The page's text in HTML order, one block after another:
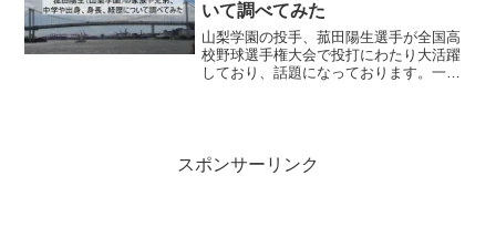
いて調べてみた
山梨学園の投手、菰田陽生選手が全国高
校野球選手権大会で投打にわたり大活躍
しており、話題になっております。一部
スポンサーリンク